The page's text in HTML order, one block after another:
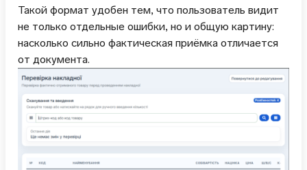
Такой формат удобен тем, что пользователь видит
не только отдельные ошибки, но и общую картину:
насколько сильно фактическая приёмка отличается
от документа.